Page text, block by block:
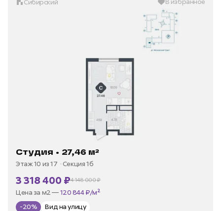
Сибирский
Студия • 27,46 м²
Этаж 10 из 17 Секция 1б
3 318 400 ₽4 148 000 ₽
В ипотеку —от 15 916 ₽/мес
Цена за м2 —
-20% Вид на улицу